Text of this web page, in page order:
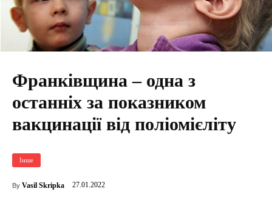
Франківщина – одна з
останніх за показником
вакцинації від поліомієліту
Інше
By Vasil Skripka 27.01.2022